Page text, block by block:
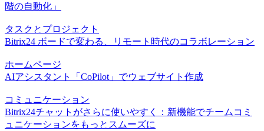
階の自動化」
タスクとプロジェクト
Bitrix24 ボードで変わる、リモート時代のコラボレーション
ホームページ
AIアシスタント「CoPilot」でウェブサイト作成
コミュニケーション
Bitrix24チャットがさらに使いやすく：新機能でチームコミ
ュニケーションをもっとスムーズに